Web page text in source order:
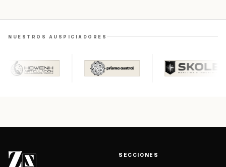
NUESTROS AUSPICIADORES
SECCIONES